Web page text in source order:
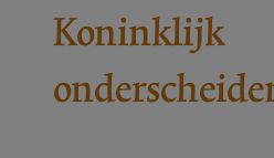
Koninklijk